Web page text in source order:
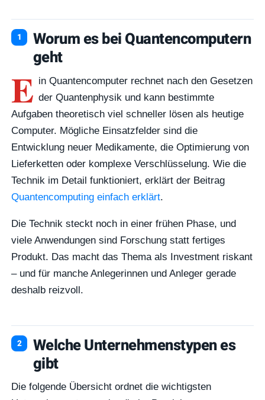
Worum es bei Quantencomputern
geht
E in Quantencomputer rechnet nach den Gesetzen
der Quantenphysik und kann bestimmte
Aufgaben theoretisch viel schneller lösen als heutige
Computer. Mögliche Einsatzfelder sind die
Entwicklung neuer Medikamente, die Optimierung von
Lieferketten oder komplexe Verschlüsselung. Wie die
Technik im Detail funktioniert, erklärt der Beitrag
Quantencomputing einfach erklärt.
Die Technik steckt noch in einer frühen Phase, und
viele Anwendungen sind Forschung statt fertiges
Produkt. Das macht das Thema als Investment riskant
– und für manche Anlegerinnen und Anleger gerade
deshalb reizvoll.
Welche Unternehmenstypen es
gibt
Die folgende Übersicht ordnet die wichtigsten